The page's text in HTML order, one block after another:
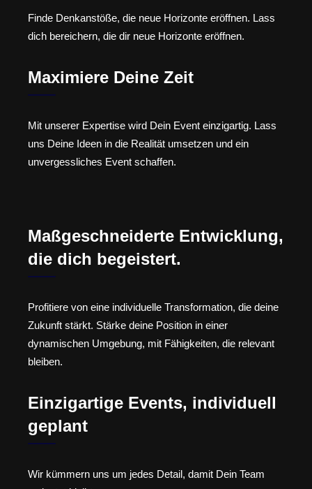
Finde Denkanstöße, die neue Horizonte eröffnen. Lass
dich bereichern, die dir neue Horizonte eröffnen.
Maximiere Deine Zeit
Mit unserer Expertise wird Dein Event einzigartig. Lass
uns Deine Ideen in die Realität umsetzen und ein
unvergessliches Event schaffen.
Maßgeschneiderte Entwicklung,
die dich begeistert.
Profitiere von eine individuelle Transformation, die deine
Zukunft stärkt. Stärke deine Position in einer
dynamischen Umgebung, mit Fähigkeiten, die relevant
bleiben.
Einzigartige Events, individuell
geplant
Wir kümmern uns um jedes Detail, damit Dein Team